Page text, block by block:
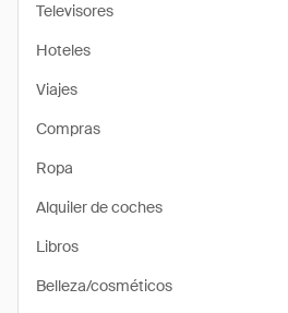
Televisores
Hoteles
Viajes
Compras
Ropa
Alquiler de coches
Libros
Belleza/cosméticos